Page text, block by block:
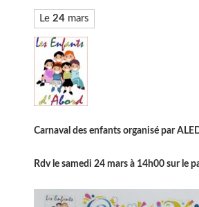
Le 24 mars
Carnaval des enfants organisé par
Rdv le samedi 24 mars à 14h00 sur le